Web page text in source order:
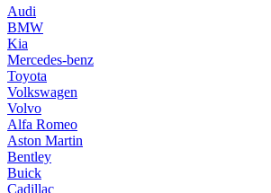
Audi
BMW
Kia
Mercedes-benz
Toyota
Volkswagen
Volvo
Alfa Romeo
Aston Martin
Bentley
Buick
Cadillac